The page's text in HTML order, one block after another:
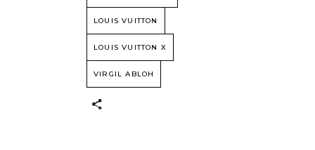
LOUIS VUITTON
LOUIS VUITTON X
VIRGIL ABLOH